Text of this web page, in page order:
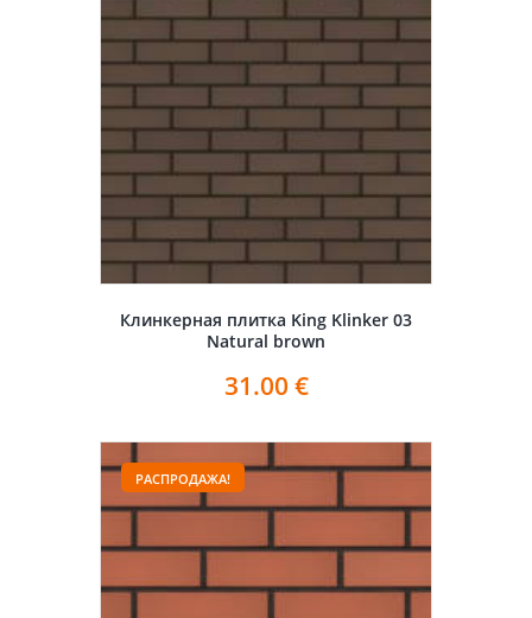
Клинкерная плитка King Klinker 03
Natural brown
31.00 €
РАСПРОДАЖА!